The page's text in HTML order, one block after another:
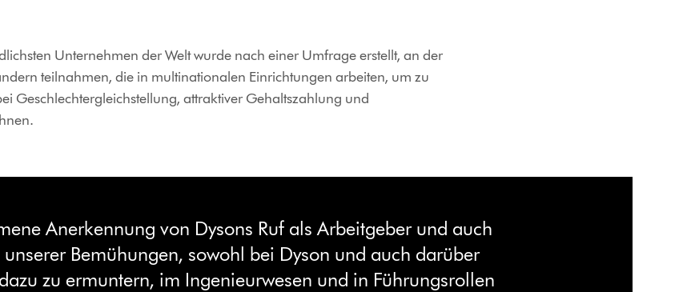
Unternehmen der Welt wurde nach einer Umfrage erstellt, an der
teilnahmen, die in multinationalen Einrichtungen arbeiten, um zu
Geschlechtergleichstellung, attraktiver Gehaltszahlung und
Anerkennung von Dysons Ruf als Arbeitgeber und auch
Bemühungen, sowohl bei Dyson und auch darüber
zu ermuntern, im Ingenieurwesen und in Führungsrollen